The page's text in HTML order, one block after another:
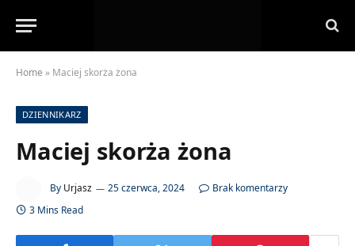
Home » Maciej skorża żona
DZIENNIKARZ
Maciej skorża żona
By Urjasz 25 czerwca, 2024
Brak komentarzy
3 Mins Read